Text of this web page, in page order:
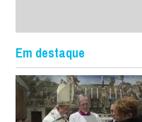
Em destaque